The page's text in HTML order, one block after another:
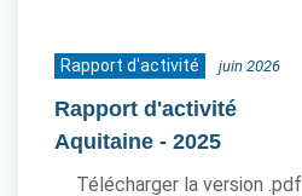
Rapport d'activité juin 2026
Rapport d'activité
Aquitaine - 2025
Télécharger la version .pdf